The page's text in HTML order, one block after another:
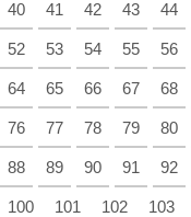
40 41 42 43 44
52 53 54 55 56
64 65 66 67 68
76 77 78 79 80
88 89 90 91 92
100 101 102 103